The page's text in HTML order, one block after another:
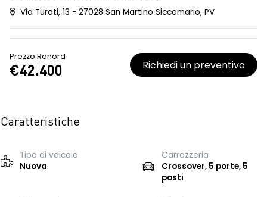
Via Turati, 13 - 27028 San Martino Siccomario, PV
Prezzo Renord
€42.400 Richiedi un preventivo
Caratteristiche
Tipo di veicolo
Nuova
Carrozzeria
Crossover, 5 porte, 5
posti